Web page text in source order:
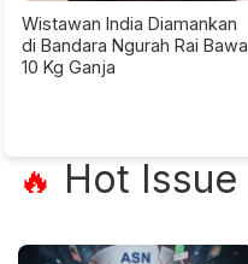
Wistawan India Diamankan
di Bandara Ngurah Rai Bawa
10 Kg Ganja
🔥 Hot Issue